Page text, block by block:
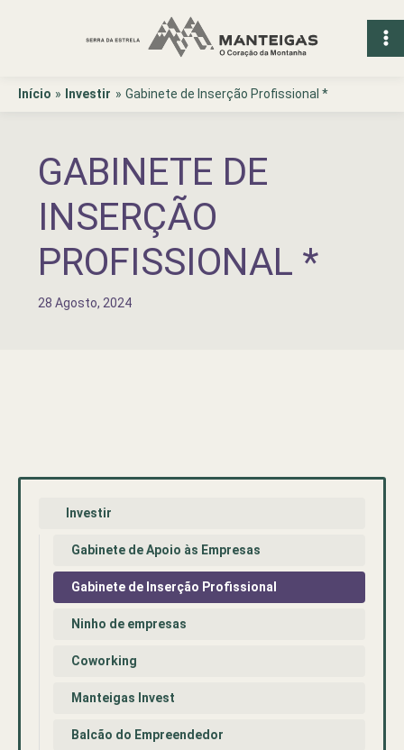
Início
Investir Gabinete de Inserção Profissional *
GABINETE DE
INSERÇÃO
PROFISSIONAL *
28 Agosto, 2024
Investir
Gabinete de Apoio às Empresas
Gabinete de Inserção Profissional
Ninho de empresas
Coworking
Manteigas Invest
Balcão do Empreendedor